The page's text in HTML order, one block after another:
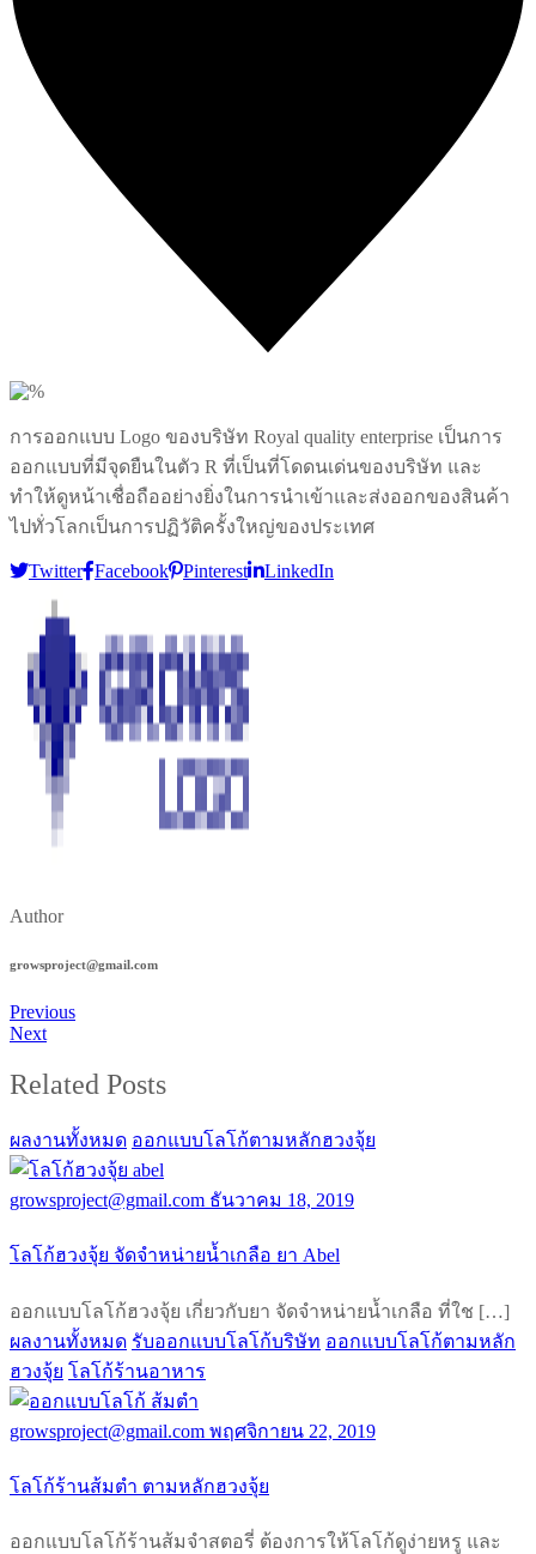
การออกแบบ Logo ของบริษัท Royal quality enterprise เป็นการ
ออกแบบที่มีจุดยืนในตัว R ที่เป็นที่โดดนเด่นของบริษัท และ
ทำให้ดูหน้าเชื่อถืออย่างยิ่งในการนำเข้าและส่งออกของสินค้า
ไปทั่วโลกเป็นการปฏิวัติครั้งใหญ่ของประเทศ
Twitter Facebook Pinterest LinkedIn
Author
growsproject@gmail.com
Previous
Next
Related Posts
ผลงานทั้งหมด ออกแบบโลโก้ตามหลักฮวงจุ้ย
growsproject@gmail.com ธันวาคม 18, 2019
โลโก้ฮวงจุ้ย จัดจำหน่ายน้ำเกลือ ยา Abel
ออกแบบโลโก้ฮวงจุ้ย เกี่ยวกับยา จัดจำหน่ายน้ำเกลือ ที่ใช […]
ผลงานทั้งหมด รับออกแบบโลโก้บริษัท ออกแบบโลโก้ตามหลัก
ฮวงจุ้ย โลโก้ร้านอาหาร
growsproject@gmail.com พฤศจิกายน 22, 2019
โลโก้ร้านส้มตำ ตามหลักฮวงจุ้ย
ออกแบบโลโก้ร้านส้มจำสตอรี่ ต้องการให้โลโก้ดูง่ายหรู และ